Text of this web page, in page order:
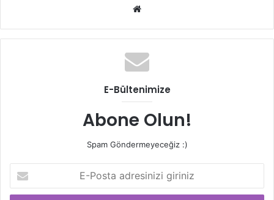
Web
E-Bültenimize
Abone Olun!
Spam Göndermeyeceğiz :)
Posta
adresinizi